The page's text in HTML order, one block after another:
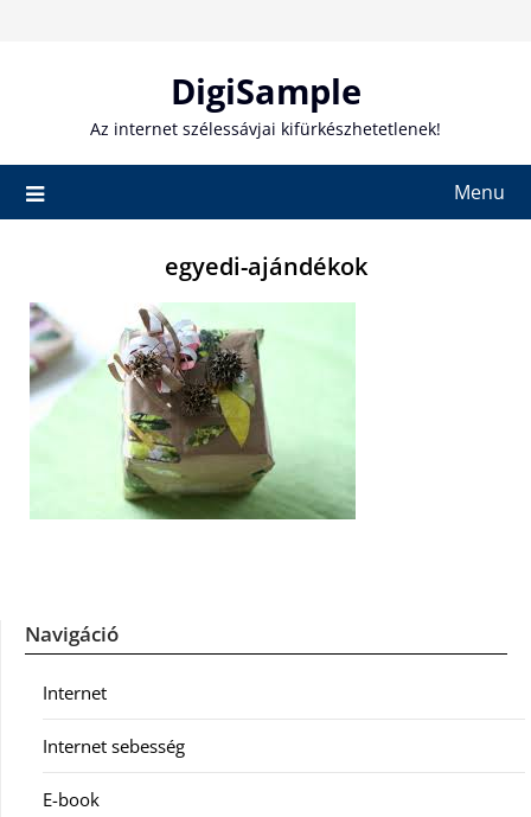
DigiSample
Az internet szélessávjai kifürkészhetetlenek!
Menu
egyedi-ajándékok
Navigáció
Internet
Internet sebesség
E-book